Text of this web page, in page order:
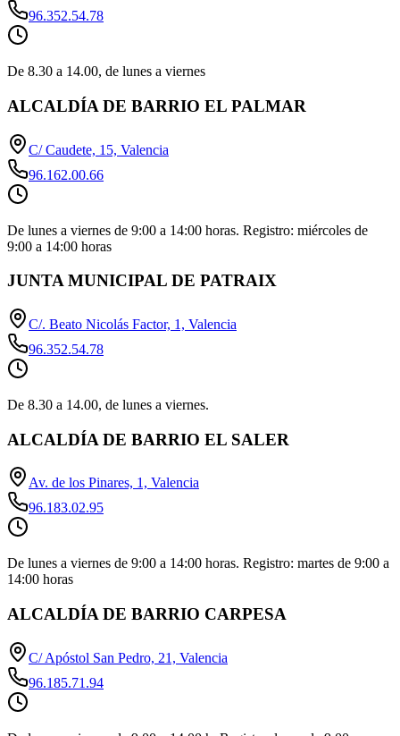
96.352.54.78
De 8.30 a 14.00, de lunes a viernes
ALCALDÍA DE BARRIO EL PALMAR
C/ Caudete, 15, Valencia
96.162.00.66
De lunes a viernes de 9:00 a 14:00 horas. Registro: miércoles de
9:00 a 14:00 horas
JUNTA MUNICIPAL DE PATRAIX
C/. Beato Nicolás Factor, 1, Valencia
96.352.54.78
De 8.30 a 14.00, de lunes a viernes.
ALCALDÍA DE BARRIO EL SALER
Av. de los Pinares, 1, Valencia
96.183.02.95
De lunes a viernes de 9:00 a 14:00 horas. Registro: martes de 9:00 a
14:00 horas
ALCALDÍA DE BARRIO CARPESA
C/ Apóstol San Pedro, 21, Valencia
96.185.71.94